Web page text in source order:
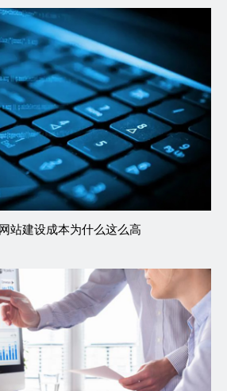
站建设成本为什么这么高